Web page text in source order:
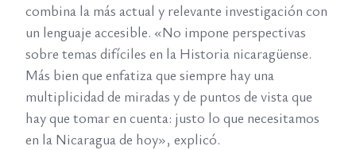
combina la más actual y relevante investigación con
un lenguaje accesible. «No impone perspectivas
sobre temas difíciles en la Historia nicaragüense.
Más bien que enfatiza que siempre hay una
multiplicidad de miradas y de puntos de vista que
hay que tomar en cuenta: justo lo que necesitamos
en la Nicaragua de hoy», explicó.